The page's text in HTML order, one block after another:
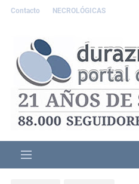
Contacto NECROLÓGICAS